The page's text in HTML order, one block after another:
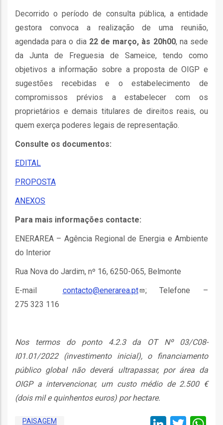
Decorrido o período de consulta pública, a entidade
gestora convoca a realização de uma reunião,
agendada para o dia 22 de março, às 20h00, na sede
da Junta de Freguesia de Sameice, tendo como
objetivos a informação sobre a proposta de OIGP e
sugestões recebidas e o estabelecimento de
compromissos prévios a estabelecer com os
proprietários e demais titulares de direitos reais, ou
quem exerça poderes legais de representação.
Consulte os documentos:
EDITAL
PROPOSTA
ANEXOS
Para mais informações contacte:
ENERAREA – Agência Regional de Energia e Ambiente
do Interior
Rua Nova do Jardim, nº 16, 6250-065, Belmonte
E-mail contacto@enerarea.pt
; Telefone –
275 323 116
Nos termos do ponto 4.2.3 da OT Nº 03/C08-
I01.01/2022 (investimento inicial), o financiamento
público global não deverá ultrapassar, por área da
OIGP a intervencionar, um custo médio de 2.500 €
(dois mil e quinhentos euros) por hectare.
PAISAGEM